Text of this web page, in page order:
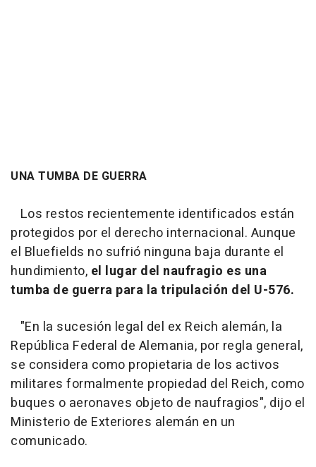
UNA TUMBA DE GUERRA
Los restos recientemente identificados están
protegidos por el derecho internacional. Aunque
el Bluefields no sufrió ninguna baja durante el
hundimiento, el lugar del naufragio es una
tumba de guerra para la tripulación del U-576.
"En la sucesión legal del ex Reich alemán, la
República Federal de Alemania, por regla general,
se considera como propietaria de los activos
militares formalmente propiedad del Reich, como
buques o aeronaves objeto de naufragios", dijo el
Ministerio de Exteriores alemán en un
comunicado.